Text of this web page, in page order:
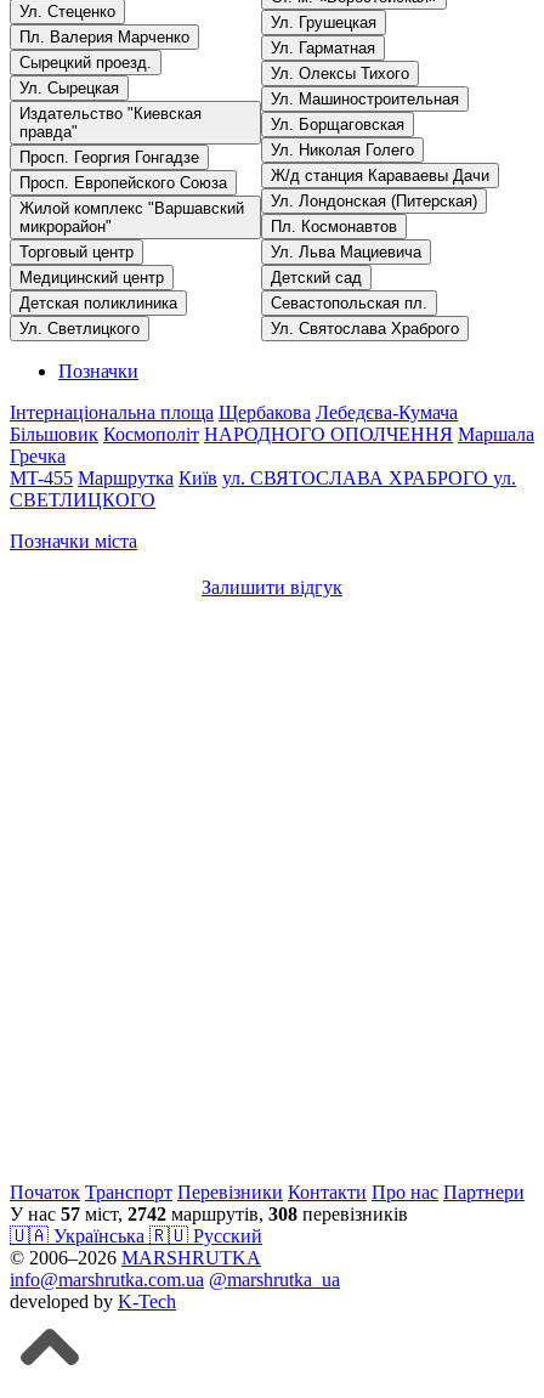
Ул. Стеценко
Пл. Валерия Марченко
Сырецкий проезд.
Ул. Сырецкая
Издательство "Киевская
правда"
Просп. Георгия Гонгадзе
Просп. Европейского Союза
Жилой комплекс "Варшавский
микрорайон"
Торговый центр
Медицинский центр
Детская поликлиника
Ул. Светлицкого
Ул. Грушецкая
Ул. Гарматная
Ул. Олексы Тихого
Ул. Машиностроительная
Ул. Борщаговская
Ул. Николая Голего
Ж/д станция Караваевы Дачи
Ул. Лондонская (Питерская)
Пл. Космонавтов
Ул. Льва Мациевича
Детский сад
Севастопольская пл.
Ул. Святослава Храброго
Позначки
Інтернаціональна площа Щербакова Лебедєва-Кумача
Більшовик Космополіт НАРОДНОГО ОПОЛЧЕННЯ Маршала
Гречка
MT-455 Маршрутка Київ ул. СВЯТОСЛАВА ХРАБРОГО ул.
СВЕТЛИЦКОГО
Позначки міста
Залишити відгук
Початок Транспорт Перевiзники Контакти Про нас Партнери
У нас 57 міст, 2742 маршрутів, 308 перевізників
🇺🇦 Українська 🇷🇺 Русский
© 2006–2026 MARSHRUTKA
info@marshrutka.com.ua @marshrutka_ua
developed by K-Tech